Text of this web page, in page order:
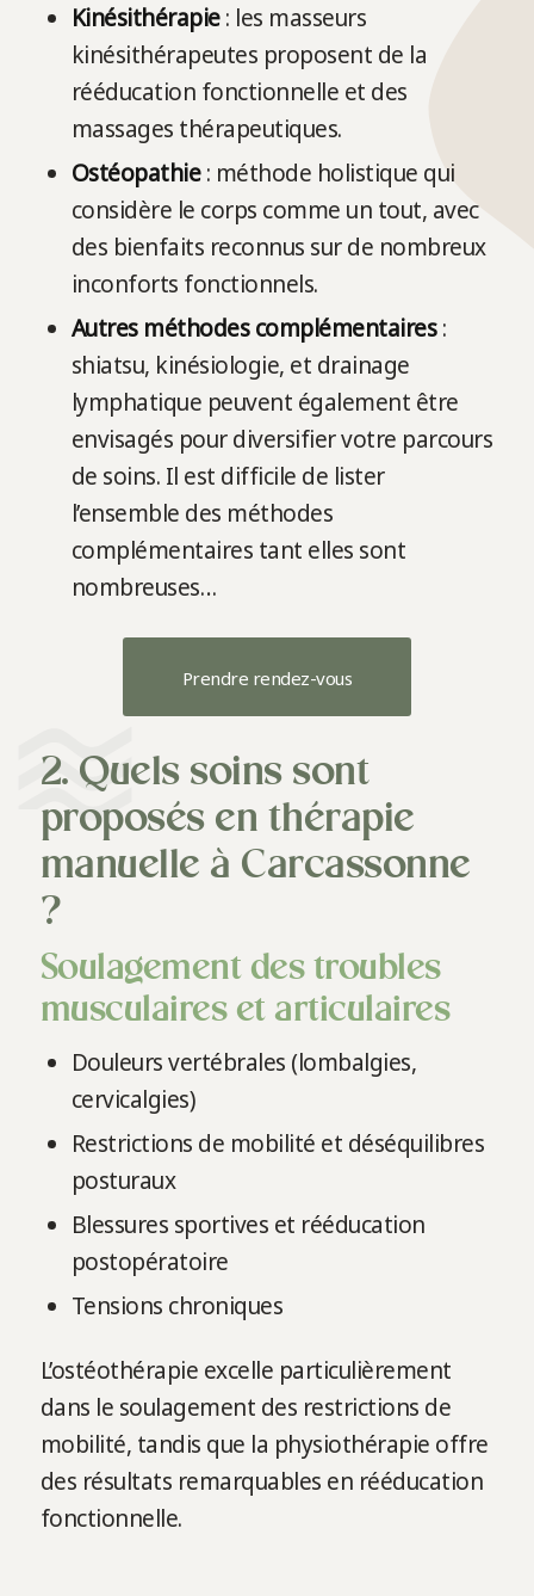
Kinésithérapie: les masseurs
kinésithérapeutes proposent de la
rééducation fonctionnelle et des
massages thérapeutiques.
Ostéopathie: méthode holistique qui
considère le corps comme un tout, avec
des bienfaits reconnus sur de nombreux
inconforts fonctionnels.
Autres méthodes complémentaires:
shiatsu, kinésiologie, et drainage
lymphatique peuvent également être
envisagés pour diversifier votre parcours
de soins. Il est difficile de lister
l’ensemble des méthodes
complémentaires tant elles sont
nombreuses…
Prendre rendez-vous
2. Quels soins sont
proposés en thérapie
manuelle à Carcassonne
?
Soulagement des troubles
musculaires et articulaires
Douleurs vertébrales (lombalgies,
cervicalgies)
Restrictions de mobilité et déséquilibres
posturaux
Blessures sportives et rééducation
postopératoire
Tensions chroniques
L’ostéothérapie excelle particulièrement
dans le soulagement des restrictions de
mobilité, tandis que la physiothérapie offre
des résultats remarquables en rééducation
fonctionnelle.